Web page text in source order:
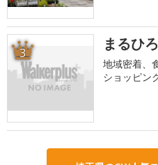
3 まるひ
地域密着、
ショッピン